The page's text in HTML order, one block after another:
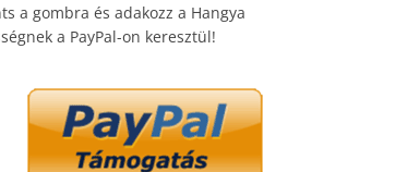
a gombra és adakozz a Hangya
a PayPal-on keresztül!